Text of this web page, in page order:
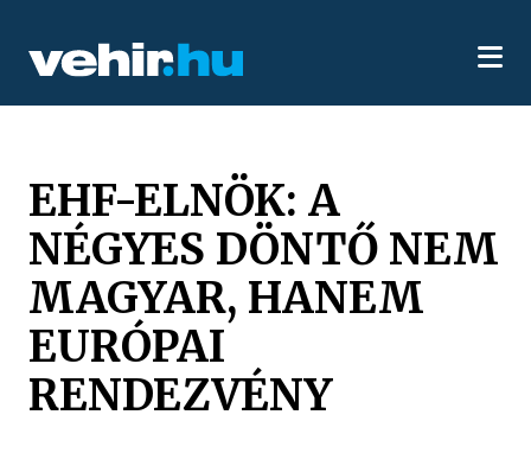
EHF-ELNÖK: A
NÉGYES DÖNTŐ NEM
MAGYAR, HANEM
EURÓPAI
RENDEZVÉNY